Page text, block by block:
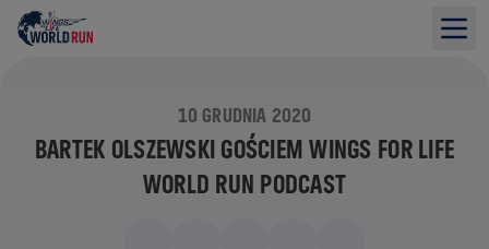
10 GRUDNIA 2020
BARTEK OLSZEWSKI GOŚCIEM WINGS FOR LIFE
WORLD RUN PODCAST